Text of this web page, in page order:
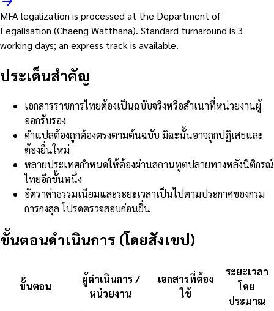
MFA legalization is processed at the Department of
Legalisation (Chaeng Watthana). Standard turnaround is 3
working days; an express track is available.
ประเด็นสำคัญ
เอกสารราชการไทยต้องเป็นฉบับจริงหรือสำเนาที่หน่วยงานผู้
ออกรับรอง
คำแปลต้องถูกต้องตรงตามต้นฉบับ มิฉะนั้นอาจถูกปฏิเสธและ
ต้องยื่นใหม่
หลายประเทศกำหนดให้ต้องผ่านสถานทูตปลายทางหลังนิติกรณ์
ไทยอีกขั้นหนึ่ง
อัตราค่าธรรมเนียมและระยะเวลาเป็นไปตามประกาศของกรม
การกงสุล โปรดตรวจสอบก่อนยื่น
ขั้นตอนดำเนินการ (โดยสังเขป)
ขั้นตอน
ผู้ดำเนินการ /
หน่วยงาน
เอกสารที่ต้อง
ใช้
ระยะเวลา
โดย
ประมาณ